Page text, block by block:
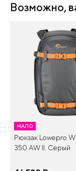
Возможно,
МАЛО
Рюкзак Lowepro
350 AW II. Серый